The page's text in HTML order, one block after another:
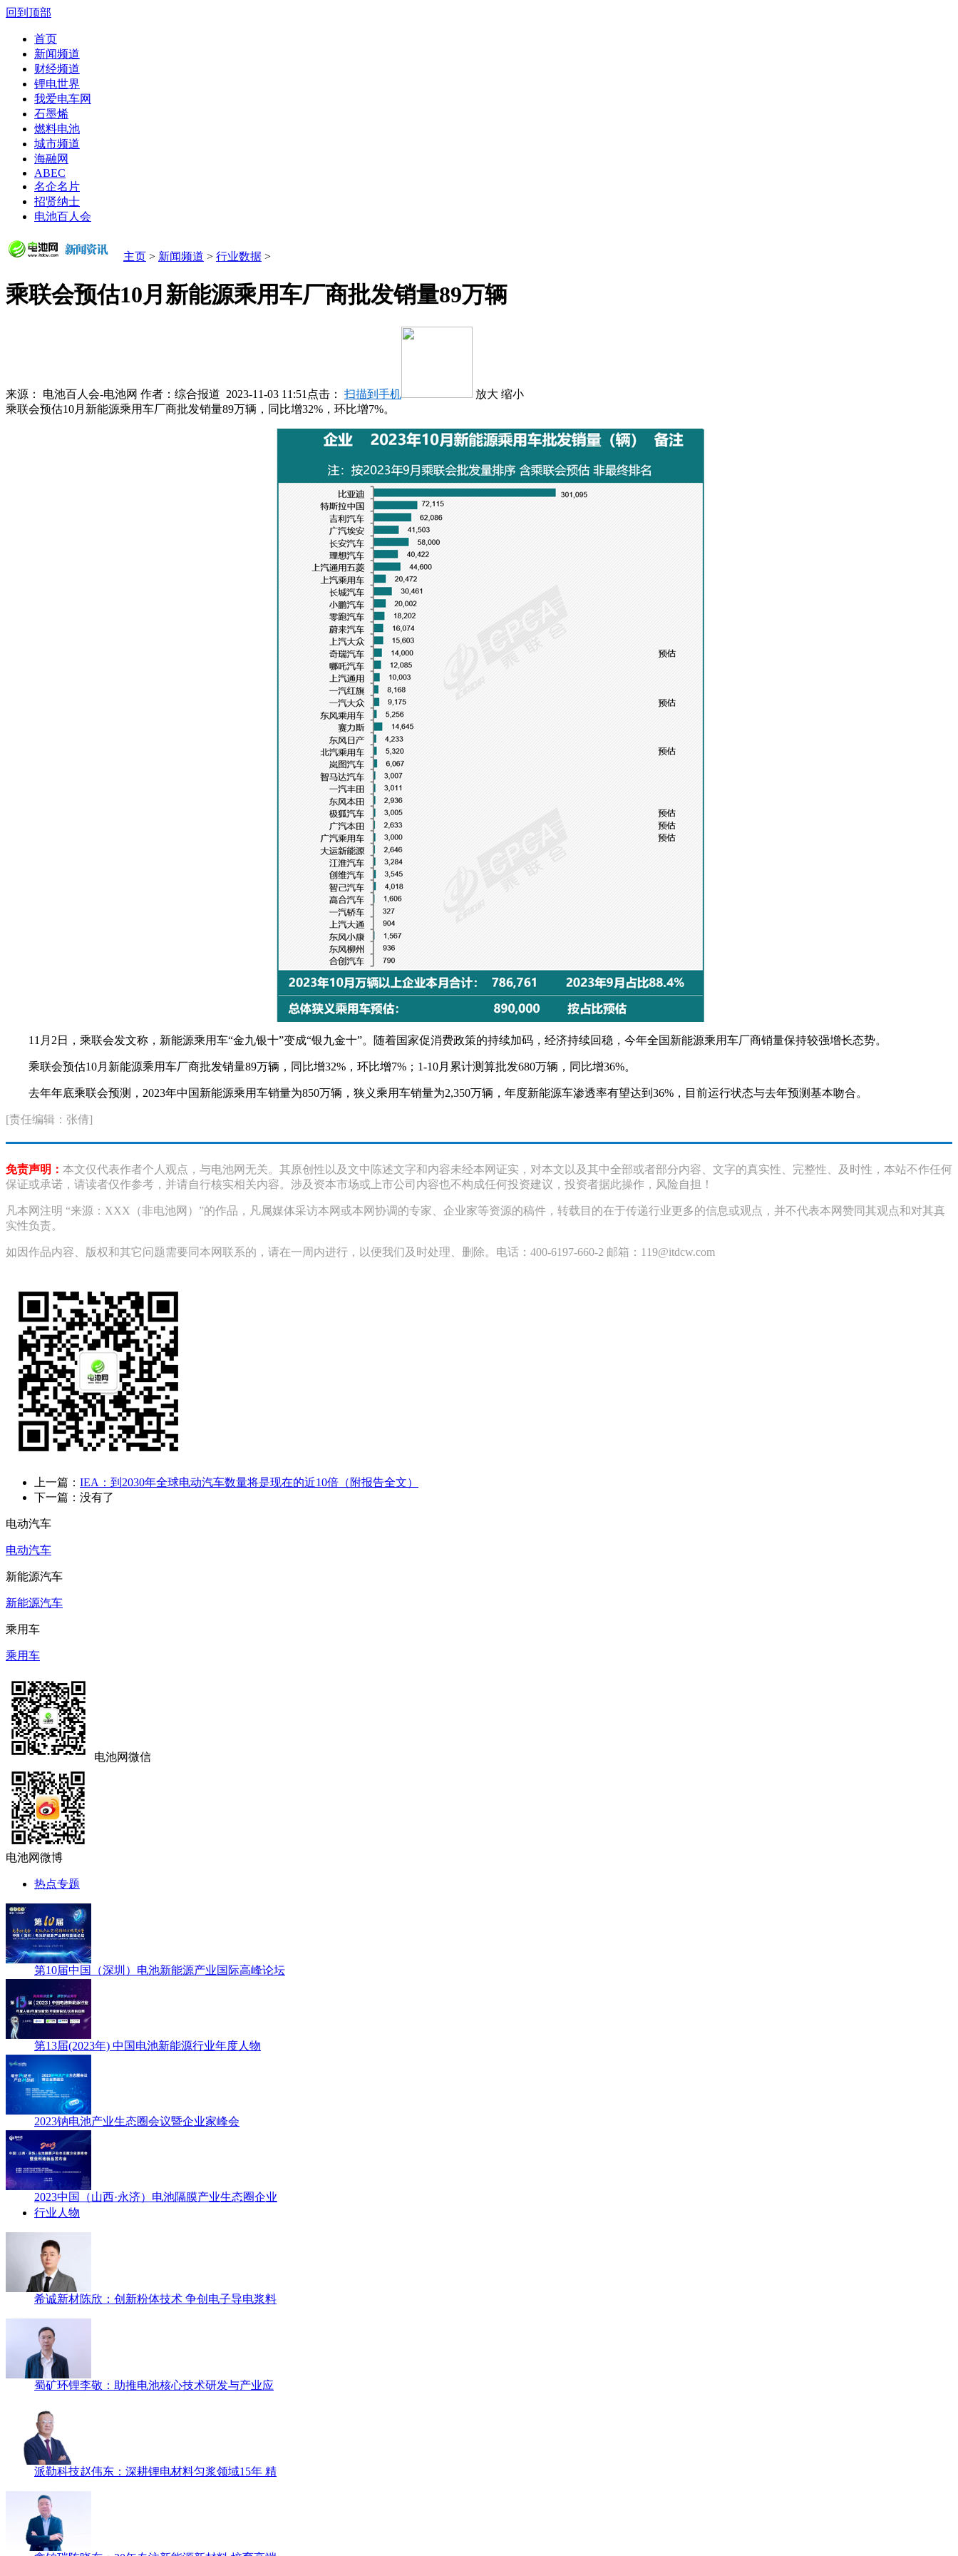
回到顶部
首页
新闻频道
财经频道
锂电世界
我爱电车网
石墨烯
燃料电池
城市频道
海融网
ABEC
名企名片
招贤纳士
电池百人会
主页 > 新闻频道 > 行业数据 >
乘联会预估10月新能源乘用车厂商批发销量89万辆
来源： 电池百人会-电池网 作者： 综合报道 2023-11-03 11:51 点击： 扫描到手机 放大 缩小
乘联会预估10月新能源乘用车厂商批发销量89万辆，同比增32%，环比增7%。
11月2日，乘联会发文称，新能源乘用车“金九银十”变成“银九金十”。随着国家促消费政策的持续加码，经济持续回稳，今年全国新能源乘用车厂商销量保持较强增长态势。
乘联会预估10月新能源乘用车厂商批发销量89万辆，同比增32%，环比增7%；1-10月累计测算批发680万辆，同比增36%。
去年年底乘联会预测，2023年中国新能源乘用车销量为850万辆，狭义乘用车销量为2,350万辆，年度新能源车渗透率有望达到36%，目前运行状态与去年预测基本吻合。
[责任编辑：张倩]
免责声明： 本文仅代表作者个人观点，与电池网无关。其原创性以及文中陈述文字和内容未经本网证实，对本文以及其中全部或者部分内容、文字的真实性、完整性、及时性，本站不作任何
保证或承诺，请读者仅作参考，并请自行核实相关内容。涉及资本市场或上市公司内容也不构成任何投资建议，投资者据此操作，风险自担！
凡本网注明 “来源：XXX（非电池网）”的作品，凡属媒体采访本网或本网协调的专家、企业家等资源的稿件，转载目的在于传递行业更多的信息或观点，并不代表本网赞同其观点和对其真
实性负责。
如因作品内容、版权和其它问题需要同本网联系的，请在一周内进行，以便我们及时处理、删除。电话：400-6197-660-2 邮箱：119@itdcw.com
上一篇： IEA：到2030年全球电动汽车数量将是现在的近10倍（附报告全文）
下一篇：没有了
电动汽车
电动汽车
新能源汽车
新能源汽车
乘用车
乘用车
电池网微信
电池网微博
热点专题
第10届中国（深圳）电池新能源产业国际高峰论坛
第13届(2023年) 中国电池新能源行业年度人物
2023钠电池产业生态圈会议暨企业家峰会
2023中国（山西·永济）电池隔膜产业生态圈企业
行业人物
希诚新材陈欣：创新粉体技术 争创电子导电浆料
蜀矿环锂李敬：助推电池核心技术研发与产业应
派勒科技赵伟东：深耕锂电材料匀浆领域15年 精